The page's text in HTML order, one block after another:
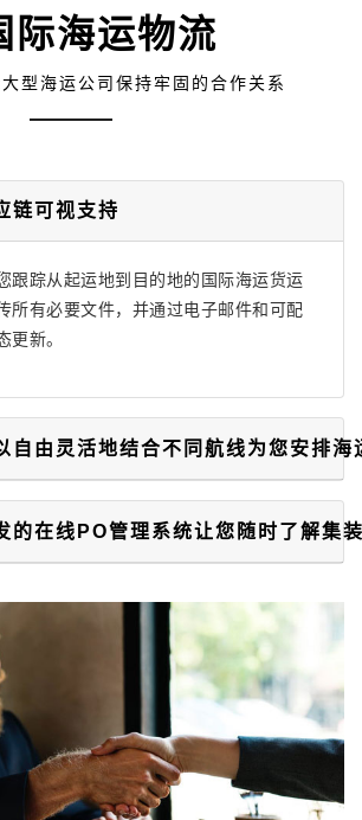
际海运物流
型海运公司保持牢固的合作关系
链可视支持
跟踪从起运地到目的地的国际海运货运
所有必要文件，并通过电子邮件和可配
更新。
自由灵活地结合不同航线为您安排海
的在线PO管理系统让您随时了解集